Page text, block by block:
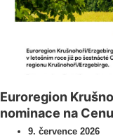
Euroregion
nominace na
9. července 2026